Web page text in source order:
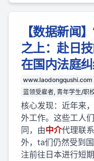
【数据新闻
之上：赴日
在国内法庭
www.laodongqushi.com
蓝领受雇者, 青年学生/职
核心发现：近年来
外工作。这些工人
同，由中介代理联
外，ta们仍然受到
注前往日本进行短